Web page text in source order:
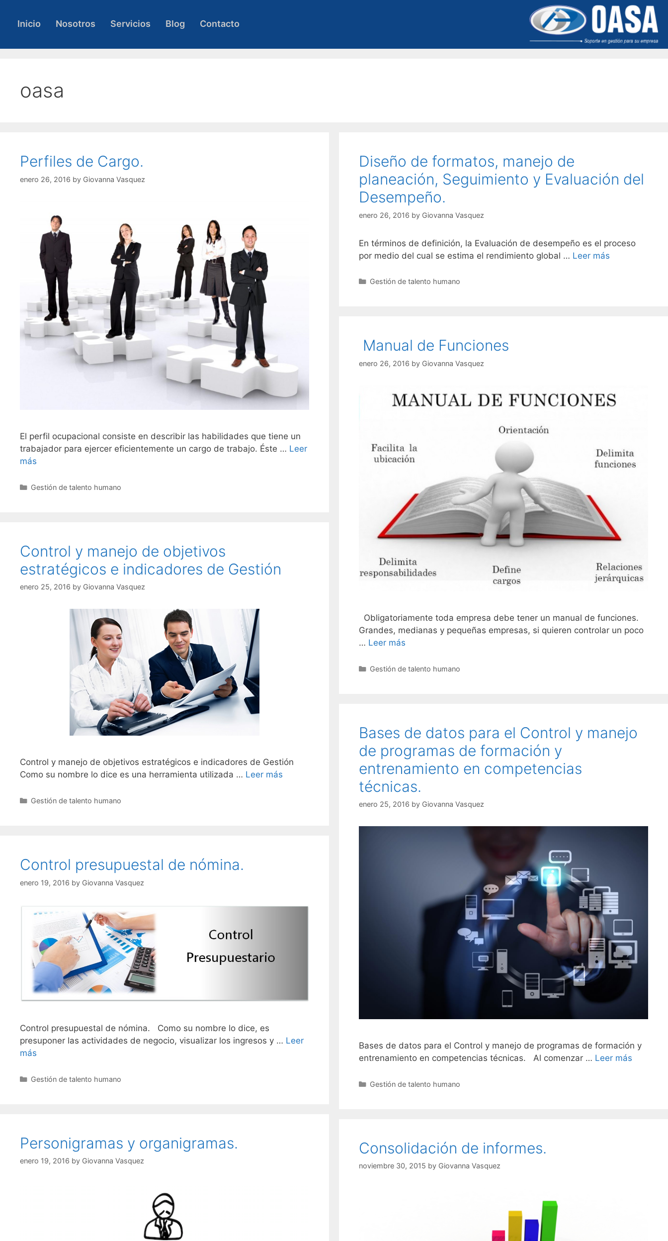
Inicio Nosotros Servicios Blog Contacto
oasa
Perfiles de Cargo.
enero 26, 2016 by Giovanna Vasquez
El perfil ocupacional consiste en describir las habilidades que tiene un
trabajador para ejercer eficientemente un cargo de trabajo. Éste … Leer
más
Categories
Gestión de talento humano
Diseño de formatos, manejo de
planeación, Seguimiento y Evaluación del
Desempeño.
enero 26, 2016 by Giovanna Vasquez
En términos de definición, la Evaluación de desempeño es el proceso
por medio del cual se estima el rendimiento global … Leer más
Categories
Gestión de talento humano
Manual de Funciones
enero 26, 2016 by Giovanna Vasquez
Obligatoriamente toda empresa debe tener un manual de funciones.
Grandes, medianas y pequeñas empresas, si quieren controlar un poco
… Leer más
Categories
Gestión de talento humano
Control y manejo de objetivos
estratégicos e indicadores de Gestión
enero 25, 2016 by Giovanna Vasquez
Control y manejo de objetivos estratégicos e indicadores de Gestión
Como su nombre lo dice es una herramienta utilizada … Leer más
Categories
Gestión de talento humano
Bases de datos para el Control y manejo
de programas de formación y
entrenamiento en competencias
técnicas.
enero 25, 2016 by Giovanna Vasquez
Bases de datos para el Control y manejo de programas de formación y
entrenamiento en competencias técnicas. Al comenzar … Leer más
Categories
Gestión de talento humano
Control presupuestal de nómina.
enero 19, 2016 by Giovanna Vasquez
Control presupuestal de nómina. Como su nombre lo dice, es
presuponer las actividades de negocio, visualizar los ingresos y … Leer
más
Categories
Gestión de talento humano
Personigramas y organigramas.
enero 19, 2016 by Giovanna Vasquez
Consolidación de informes.
noviembre 30, 2015 by Giovanna Vasquez